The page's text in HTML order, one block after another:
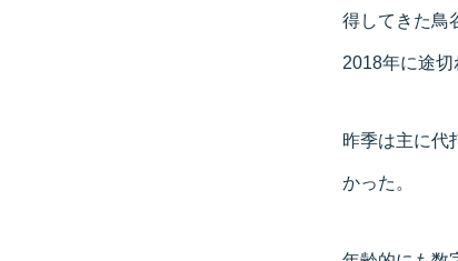
得してきた鳥
2018年に途切
昨季は主に代
かった。